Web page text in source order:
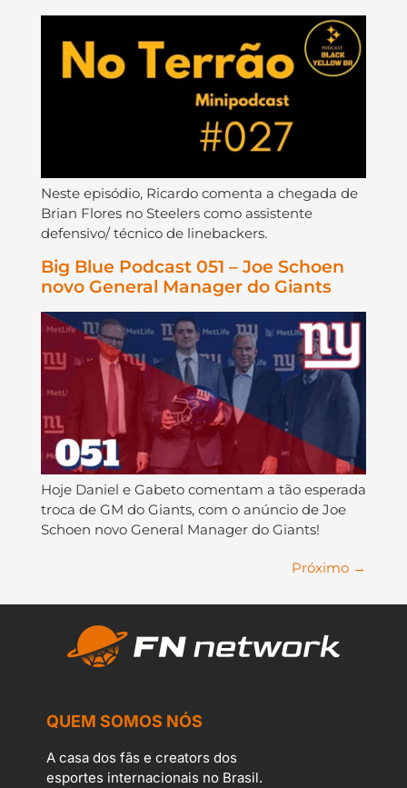
Neste episódio, Ricardo comenta a chegada de
Brian Flores no Steelers como assistente
defensivo/ técnico de linebackers.
Big Blue Podcast 051 – Joe Schoen
novo General Manager do Giants
Hoje Daniel e Gabeto comentam a tão esperada
troca de GM do Giants, com o anúncio de Joe
Schoen novo General Manager do Giants!
Próximo →
QUEM SOMOS NÓS
A casa dos fãs e creators dos
esportes internacionais no Brasil.